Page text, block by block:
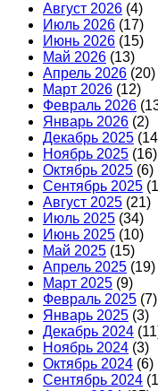
Август 2026 (4)
Июль 2026 (17)
Июнь 2026 (15)
Май 2026 (13)
Апрель 2026 (20)
Март 2026 (12)
Февраль 2026
Январь 2026 (2)
Декабрь 2025
Ноябрь 2025 (16)
Октябрь 2025 (6)
Сентябрь 2025
Август 2025 (21)
Июль 2025 (34)
Июнь 2025 (10)
Май 2025 (15)
Апрель 2025 (19)
Март 2025 (9)
Февраль 2025 (7)
Январь 2025 (3)
Декабрь 2024
Ноябрь 2024 (3)
Октябрь 2024 (6)
Сентябрь 2024